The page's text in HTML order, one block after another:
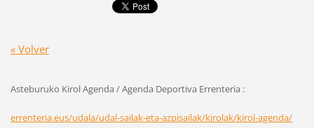
« Volver
Asteburuko Kirol Agenda / Agenda Deportiva Errenteria :
errenteria.eus/udala/udal-sailak-eta-azpisailak/kirolak/kirol-agenda/